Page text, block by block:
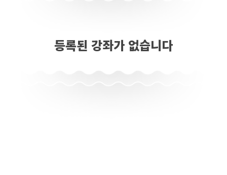
등록된 강좌가 없습니다